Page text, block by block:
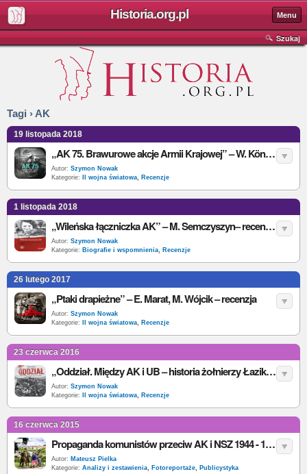
Historia.org.pl Menu
Szukaj
Tagi › AK
19 listopada 2018
„AK 75. Brawurowe akcje Armii Krajowej” – W. Königsberg – recenzja
Autor: Szymon Nowak
Kategorie:
II wojna światowa, Recenzje
1 listopada 2018
„Wileńska łączniczka AK” – M. Semczyszyn– recenzja
Autor: Szymon Nowak
Kategorie: Biografie i wspomnienia, Recenzje
26 lutego 2017
„Ptaki drapieżne” – E. Marat, M. Wójcik – recenzja
Autor: Szymon Nowak
Kategorie:
II wojna światowa, Recenzje
23 czerwca 2016
„Oddział. Między AK i UB – historia żołnierzy Łazika” J. Wójcik - recenzja
Autor: Szymon Nowak
Kategorie:
II wojna światowa, Recenzje
16 czerwca 2015
Propaganda komunistów przeciw AK i NSZ 1944 - 1950
Autor: Mateusz Pielka
Kategorie: Analizy i zestawienia, Fotoreportaże, Publicystyka